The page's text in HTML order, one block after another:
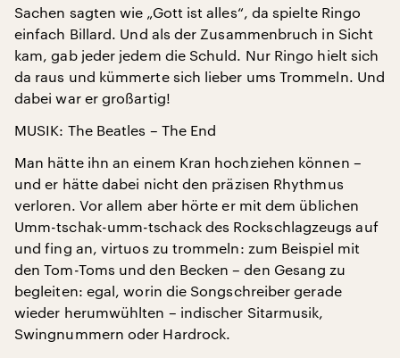
Sachen sagten wie „Gott ist alles“, da spielte Ringo
einfach Billard. Und als der Zusammenbruch in Sicht
kam, gab jeder jedem die Schuld. Nur Ringo hielt sich
da raus und kümmerte sich lieber ums Trommeln. Und
dabei war er großartig!
MUSIK: The Beatles – The End
Man hätte ihn an einem Kran hochziehen können –
und er hätte dabei nicht den präzisen Rhythmus
verloren. Vor allem aber hörte er mit dem üblichen
Umm-tschak-umm-tschack des Rockschlagzeugs auf
und fing an, virtuos zu trommeln: zum Beispiel mit
den Tom-Toms und den Becken – den Gesang zu
begleiten: egal, worin die Songschreiber gerade
wieder herumwühlten – indischer Sitarmusik,
Swingnummern oder Hardrock.